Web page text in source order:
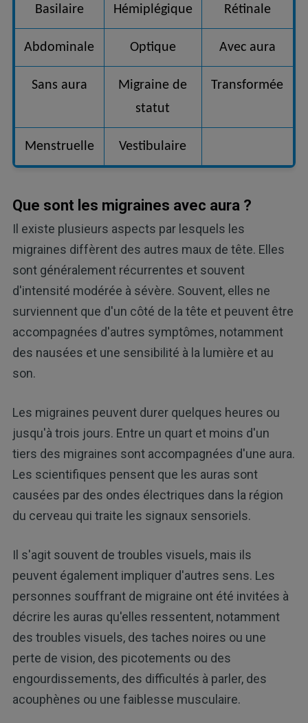
Basilaire Hémiplégique Rétinale
Abdominale Optique Avec aura
Sans aura
Migraine de
statut
Transformée
Menstruelle Vestibulaire
Que sont les migraines avec aura ?
Il existe plusieurs aspects par lesquels les
migraines diffèrent des autres maux de tête. Elles
sont généralement récurrentes et souvent
d'intensité modérée à sévère. Souvent, elles ne
surviennent que d'un côté de la tête et peuvent être
accompagnées d'autres symptômes, notamment
des nausées et une sensibilité à la lumière et au
son.
Les migraines peuvent durer quelques heures ou
jusqu'à trois jours. Entre un quart et moins d'un
tiers des migraines sont accompagnées d'une aura.
Les scientifiques pensent que les auras sont
causées par des ondes électriques dans la région
du cerveau qui traite les signaux sensoriels.
Il s'agit souvent de troubles visuels, mais ils
peuvent également impliquer d'autres sens. Les
personnes souffrant de migraine ont été invitées à
décrire les auras qu'elles ressentent, notamment
des troubles visuels, des taches noires ou une
perte de vision, des picotements ou des
engourdissements, des difficultés à parler, des
acouphènes ou une faiblesse musculaire.